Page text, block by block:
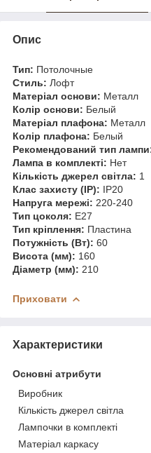
Опис
Тип: Потолочные
Стиль: Лофт
Матеріал основи: Металл
Колір основи: Белый
Матеріал плафона: Металл
Колір плафона: Белый
Рекомендований тип
Лампа в комплекті: Нет
Кількість джерел світла: 1
Клас захисту (IP): IP20
Напруга мережі: 220-240
Тип цоколя: E27
Тип кріплення: Пластина
Потужність (Вт): 60
Висота (мм): 160
Діаметр (мм): 210
Приховати
Характеристики
Основні атрибути
Виробник
Кількість джерел світла
Лампочки в комплекті
Матеріал каркасу